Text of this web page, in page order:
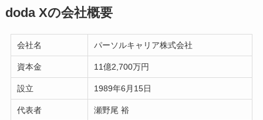
doda Xの会社概要
会社名 パーソルキャリア株式会社
資本金 11億2,700万円
設立 1989年6月15日
代表者 瀬野尾 裕